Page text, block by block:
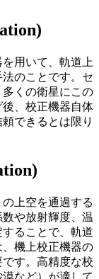
用いて、軌道上
法のこと です。セ
多くの衛星にこの
後
校正機器自体
できるとは限り
上空を通過する
や放射輝度、温
ることで、軌道
、機上校正機器の
す。高精度な校
など）が適して